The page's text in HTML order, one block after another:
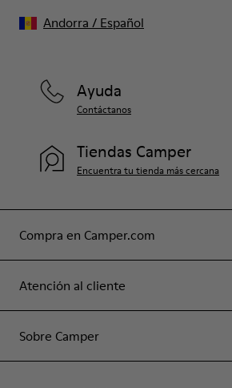
Compra en Camper.com
Atención al cliente
Sobre Camper
Ayuda
Contáctanos
Tiendas Camper
Encuentra tu tienda más cercana
Andorra / Español